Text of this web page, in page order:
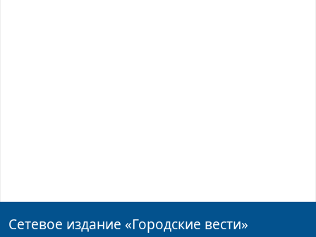
Сетевое издание «Городские вести»